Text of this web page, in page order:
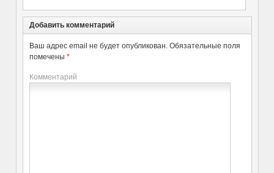
Добавить комментарий
Ваш адрес email не будет опубликован. Обязательные поля
помечены *
Комментарий